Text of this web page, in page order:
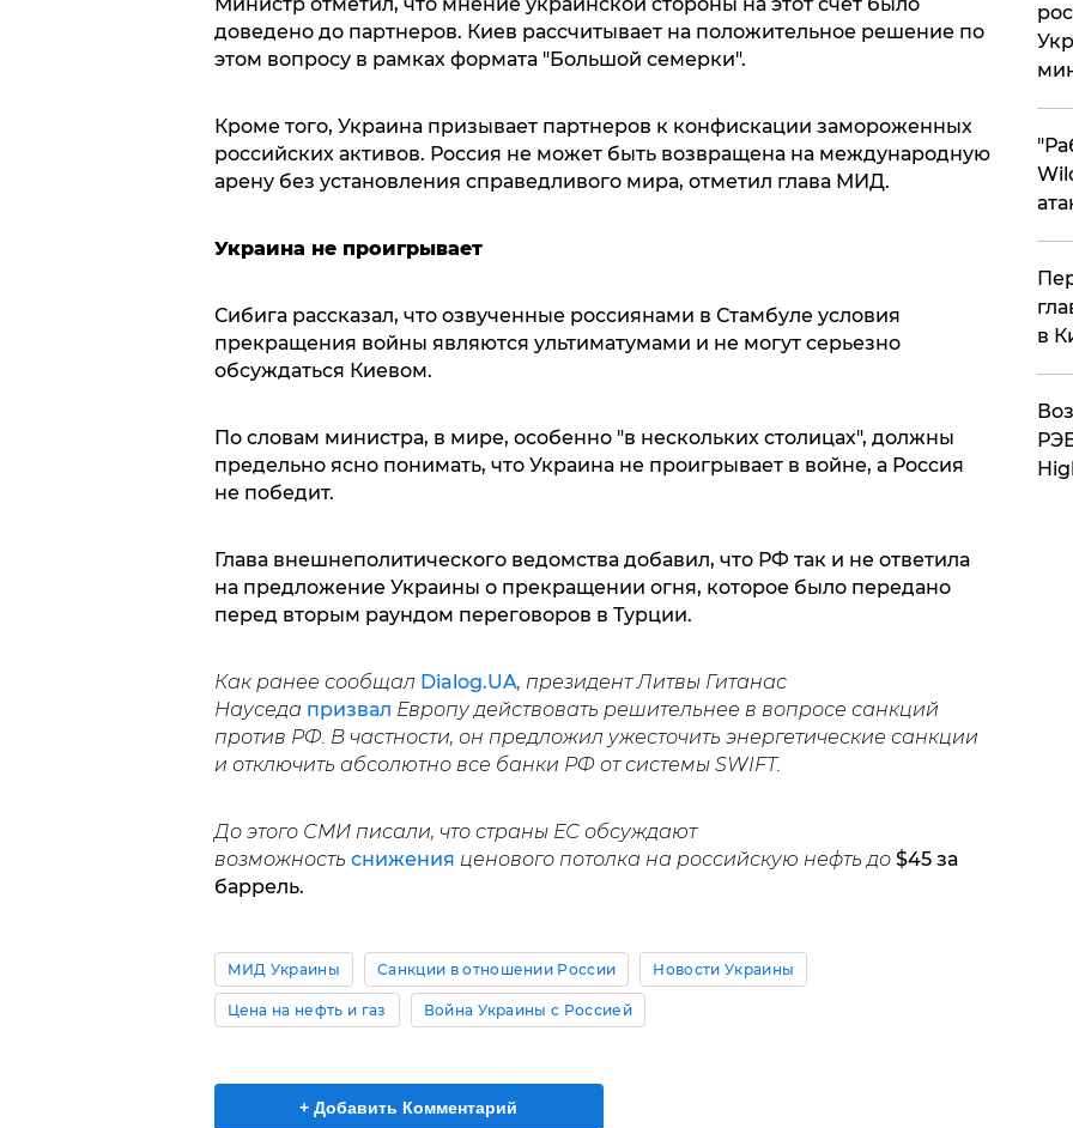
доведено до партнеров. Киев рассчитывает на положительное решение по
этом вопросу в рамках формата "Большой семерки".
Кроме того, Украина призывает партнеров к конфискации замороженных
российских активов. Россия не может быть возвращена на международную
арену без установления справедливого мира, отметил глава МИД.
Украина не проигрывает
Сибига рассказал, что озвученные россиянами в Стамбуле условия
прекращения войны являются ультиматумами и не могут серьезно
обсуждаться Киевом.
По словам министра, в мире, особенно "в нескольких столицах", должны
предельно ясно понимать, что Украина не проигрывает в войне, а Россия
не победит.
Глава внешнеполитического ведомства добавил, что РФ так и не ответила
на предложение Украины о прекращении огня, которое было передано
перед вторым раундом переговоров в Турции.
Как ранее сообщал Dialog.UA, президент Литвы Гитанас
Науседа призвал Европу действовать решительнее в вопросе санкций
против РФ. В частности, он предложил ужесточить энергетические санкции
и отключить абсолютно все банки РФ от системы SWIFT.
До этого СМИ писали, что страны ЕС обсуждают
возможность снижения ценового потолка на российскую нефть до $45 за
баррель.
МИД Украины Санкции в отношении России Новости Украины
Цена на нефть и газ Война Украины с Россией
+ Добавить Комментарий
в